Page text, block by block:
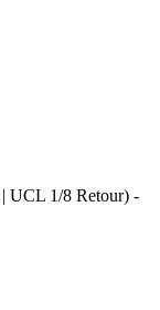
UCL 1/8 Retour) -